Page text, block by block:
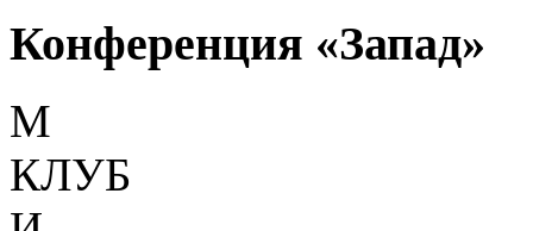
Конференция «Запад»
М
КЛУБ